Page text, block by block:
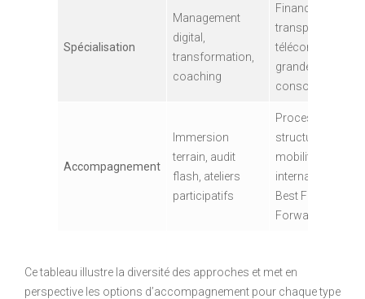
Spécialisation
Management
digital,
transformation,
coaching
Finance,
transports,
télécoms,
grande
consommation
Accompagnement
Immersion
terrain, audit
flash, ateliers
participatifs
Process
structuré,
mobilité
internationale,
Best Foot
Forward
Ce tableau illustre la diversité des approches et met en
perspective les options d’accompagnement pour chaque type